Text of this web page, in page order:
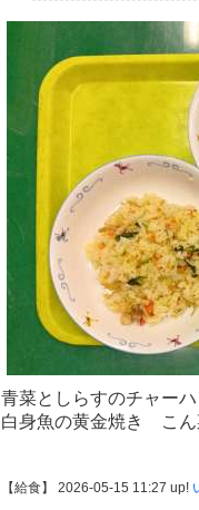
青菜としらすのチャー
白身魚の黄金焼き こん
【給食】 2026-05-15 11:27 up!